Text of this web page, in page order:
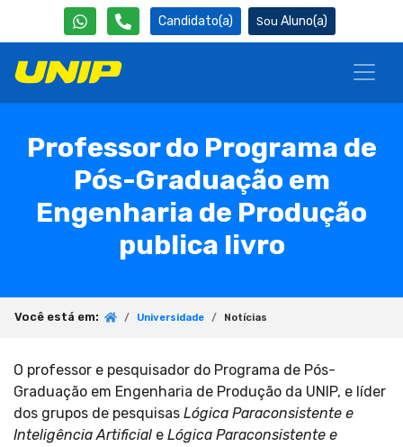
Candidato(a) Aluno(a)
Professor do Programa de
Pós-Graduação em
Engenharia de Produção
publica livro
Você está em: Universidade Notícias
O professor e pesquisador do Programa de Pós-
Graduação em Engenharia de Produção da UNIP, e líder
dos grupos de pesquisas Lógica Paraconsistente e
Inteligência Artificial e Lógica Paraconsistente e